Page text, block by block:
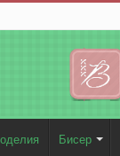
Бисер